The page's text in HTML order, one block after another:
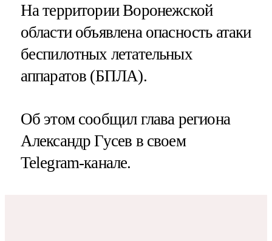
На территории Воронежской
области объявлена опасность атаки
беспилотных летательных
аппаратов (БПЛА).
Об этом сообщил глава региона
Александр Гусев в своем
Telegram-канале.